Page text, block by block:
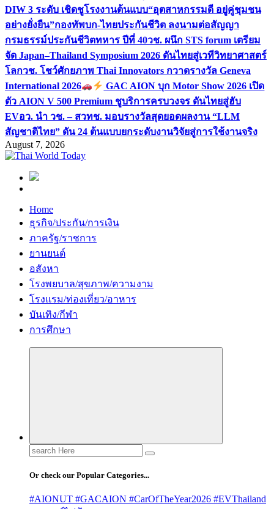
DIW 3 ระดับ เชิดชูโรงงานต้นแบบ“อุตสาหกรรมดี อยู่คู่ชุมชน
อย่างยั่งยืน”กองทัพบก-ไทยประกันชีวิต ลงนามต่อสัญญา
กรมธรรม์ประกันชีวิตทหาร ปีที่ 40วช. ผนึก STS forum เตรียม
จัด Japan–Thailand Symposium 2026 ดันไทยสู่เวทีวิทยาศาสตร์
โลกวช. โชว์ศักยภาพ Thai Innovators กวาดรางวัล Geneva
International 2026
GAC AION บุก Motor Show 2026 เปิด
ตัว AION V 500 Premium ชูบริการครบวงจร ดันไทยสู่ฮับ
EVอว. นำ วช. – สวทช. มอบรางวัลสุดยอดผลงาน “LLM
สัญชาติไทย” ดัน 24 ต้นแบบยกระดับงานวิจัยสู่การใช้งานจริง
August 7, 2026
Home
ธุรกิจ/ประกัน/การเงิน
ภาครัฐ/ราชการ
ยานยนต์
อสังหา
โรงพยบาล/สุขภาพ/ความงาม
โรงแรม/ท่องเที่ยว/อาหาร
บันเทิง/กีฬา
การศึกษา
Search
for:
Or check our Popular Categories...
#AIONUT #GACAION #CarOfTheYear2026 #EVThailand